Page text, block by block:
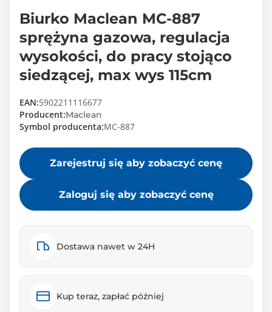
Biurko Maclean MC-887
sprężyna gazowa, regulacja
wysokości, do pracy stojąco
siedzącej, max wys 115cm
EAN:5902211116677
Producent:Maclean
Symbol producenta:MC-887
Zarejestruj się aby zobaczyć cenę
Zaloguj się aby zobaczyć cenę
Dostawa nawet w 24H
Kup teraz, zapłać później